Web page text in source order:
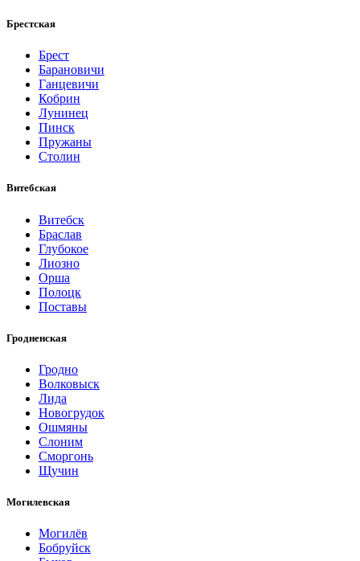
Брестская
Брест
Барановичи
Ганцевичи
Кобрин
Лунинец
Пинск
Пружаны
Столин
Витебская
Витебск
Браслав
Глубокое
Лиозно
Орша
Полоцк
Поставы
Гродненская
Гродно
Волковыск
Лида
Новогрудок
Ошмяны
Слоним
Сморгонь
Щучин
Могилевская
Могилёв
Бобруйск